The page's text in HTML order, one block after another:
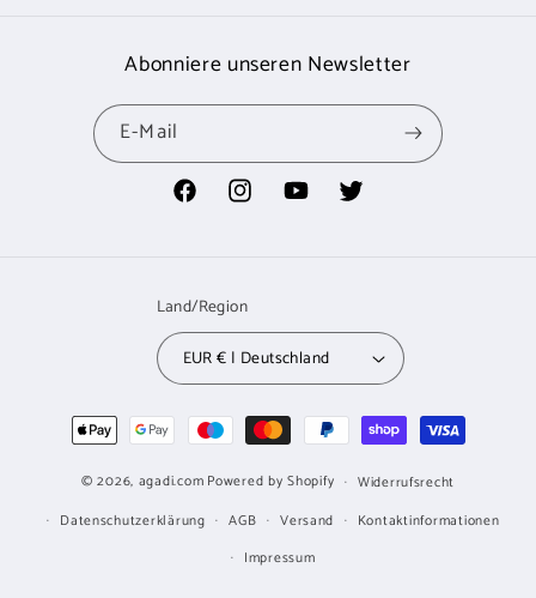
Abonniere unseren Newsletter
E-Mail
FacebookInstagramYouTubeTwitter
Land/Region
EUR € | Deutschland
Zahlungsmethoden
© 2026, agadi.com Powered by Shopify
Widerrufsrecht
Datenschutzerklärung
AGB Versand
Kontaktinformationen
Impressum